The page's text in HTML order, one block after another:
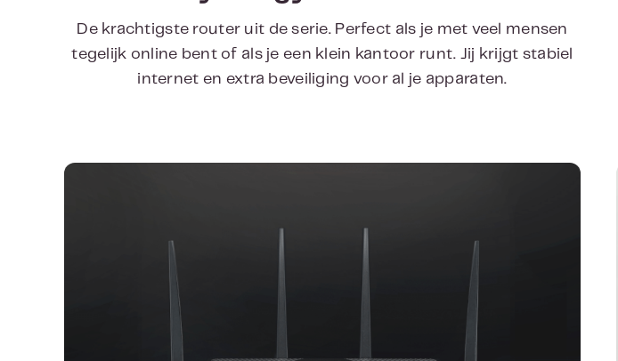
De krachtigste router uit de serie. Perfect als je met veel mensen
tegelijk online bent of als je een klein kantoor runt. Jij krijgt stabiel
internet en extra beveiliging voor al je apparaten.